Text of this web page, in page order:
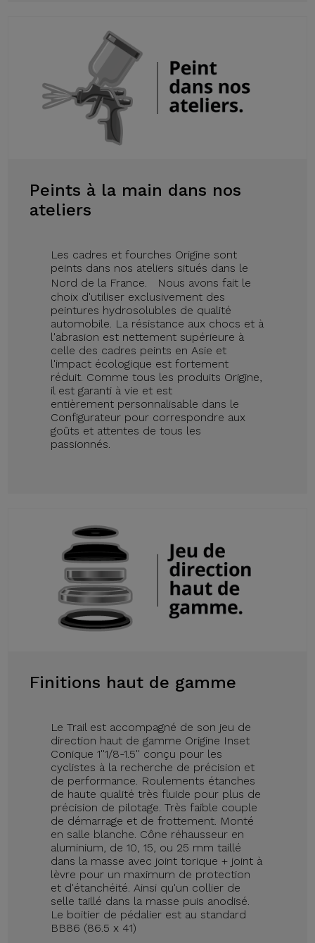
Peints à la main dans nos
ateliers
Les cadres et fourches Origine sont
peints dans nos ateliers situés dans le
Nord de la France. Nous avons fait le
choix d'utiliser exclusivement des
peintures hydrosolubles de qualité
automobile. La résistance aux chocs et à
l'abrasion est nettement supérieure à
celle des cadres peints en Asie et
l'impact écologique est fortement
réduit. Comme tous les produits Origine,
il est garanti à vie et est
entièrement personnalisable dans le
Configurateur pour correspondre aux
goûts et attentes de tous les
passionnés.
Finitions haut de gamme
Le Trail est accompagné de son jeu de
direction haut de gamme Origine Inset
Conique 1''1/8-1.5'' conçu pour les
cyclistes à la recherche de précision et
de performance. Roulements étanches
de haute qualité très fluide pour plus de
précision de pilotage. Très faible couple
de démarrage et de frottement. Monté
en salle blanche. Cône réhausseur en
aluminium, de 10, 15, ou 25 mm taillé
dans la masse avec joint torique + joint à
lèvre pour un maximum de protection
et d'étanchéité. Ainsi qu'un collier de
selle taillé dans la masse puis anodisé.
Le boitier de pédalier est au standard
BB86 (86.5 x 41)